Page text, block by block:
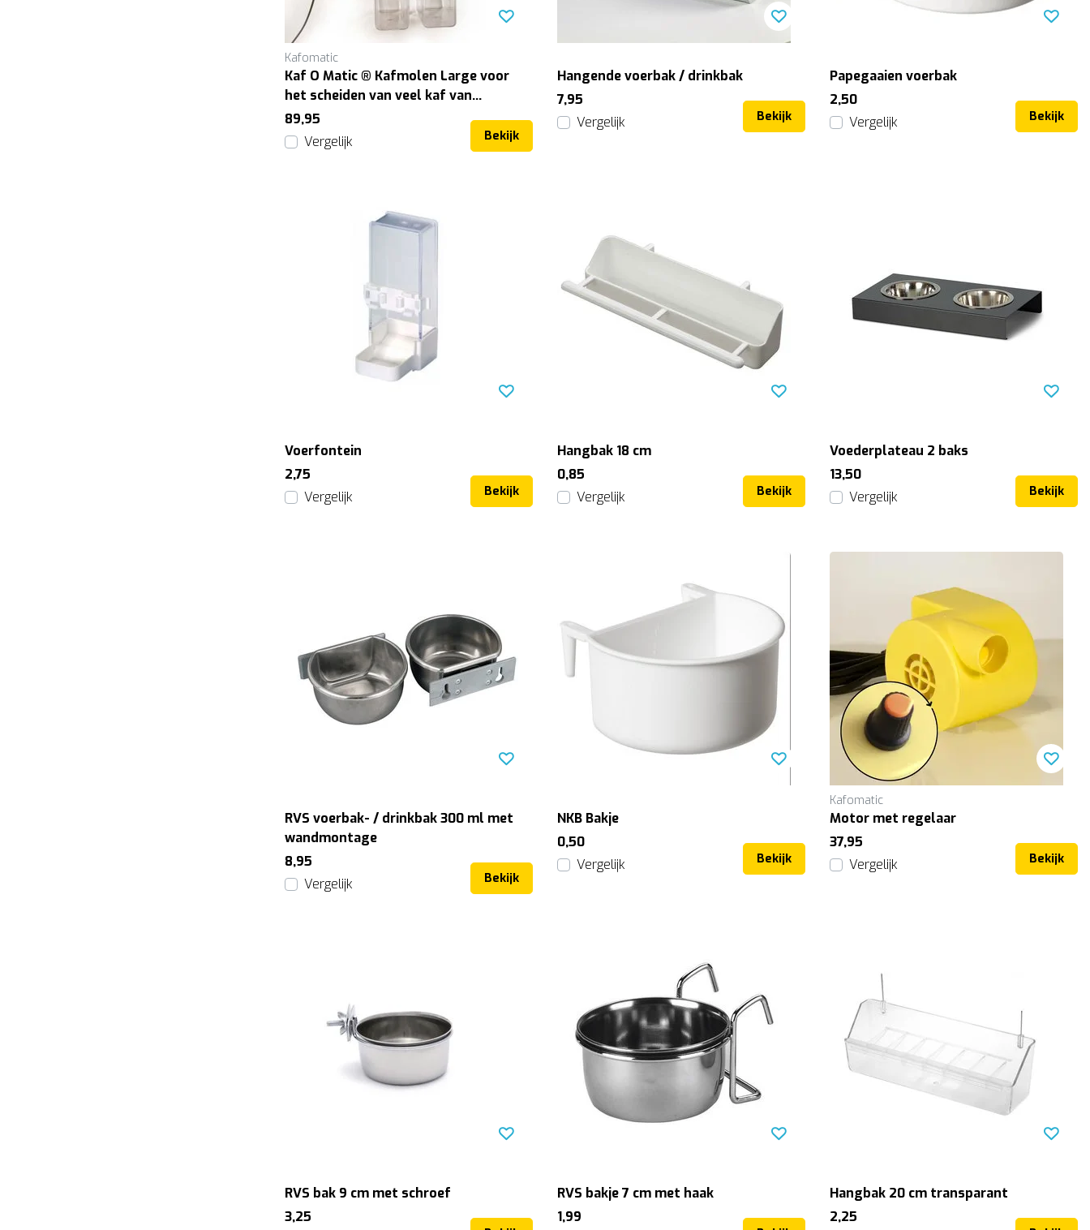
Kafomatic
Kaf O Matic ® Kafmolen Large voor
het scheiden van veel kaf van
vogelzaad
89,95
Vergelijk
Bekijk
Hangende voerbak / drinkbak
7,95
Vergelijk
Bekijk
Papegaaien voerbak
2,50
Vergelijk
Bekijk
Voerfontein
2,75
Vergelijk
Bekijk
Hangbak 18 cm
0,85
Vergelijk
Bekijk
Voederplateau 2 baks
13,50
Vergelijk
Bekijk
RVS voerbak- / drinkbak 300 ml met
wandmontage
8,95
Vergelijk
Bekijk
NKB Bakje
0,50
Vergelijk
Bekijk
Kafomatic
Motor met regelaar
37,95
Vergelijk
Bekijk
RVS bak 9 cm met schroef
3,25
RVS bakje 7 cm met haak
1,99
Hangbak 20 cm transparant
2,25